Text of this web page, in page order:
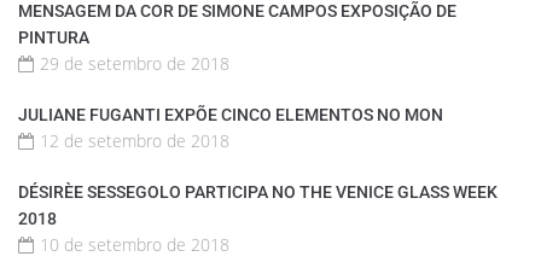
MENSAGEM DA COR DE SIMONE CAMPOS EXPOSIÇÃO DE
PINTURA
29 de setembro de 2018
JULIANE FUGANTI EXPÕE CINCO ELEMENTOS NO MON
12 de setembro de 2018
DÉSIRÈE SESSEGOLO PARTICIPA NO THE VENICE GLASS WEEK
2018
10 de setembro de 2018